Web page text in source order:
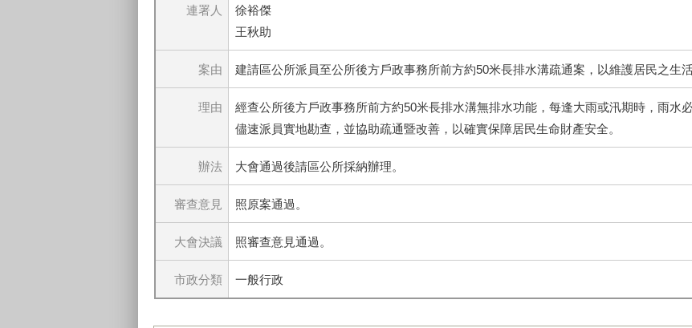
連署人
徐裕傑
王秋助
案由 建請區公所派員至公所後方戶政事務所前方約50米長排水溝疏通案，以維護居民之生
理由
經查公所後方戶政事務所前方約50米長排水溝無排水功能，每逢大雨或汛期時，雨水
儘速派員實地勘查，並協助疏通暨改善，以確實保障居民生命財產安全。
辦法 大會通過後請區公所採納辦理。
審查意見 照原案通過。
大會決議 照審查意見通過。
市政分類 一般行政